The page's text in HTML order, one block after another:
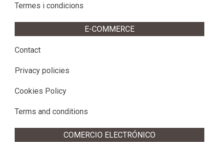
Termes i condicions
E-COMMERCE
Contact
Privacy policies
Cookies Policy
Terms and conditions
COMERCIO ELECTRÓNICO